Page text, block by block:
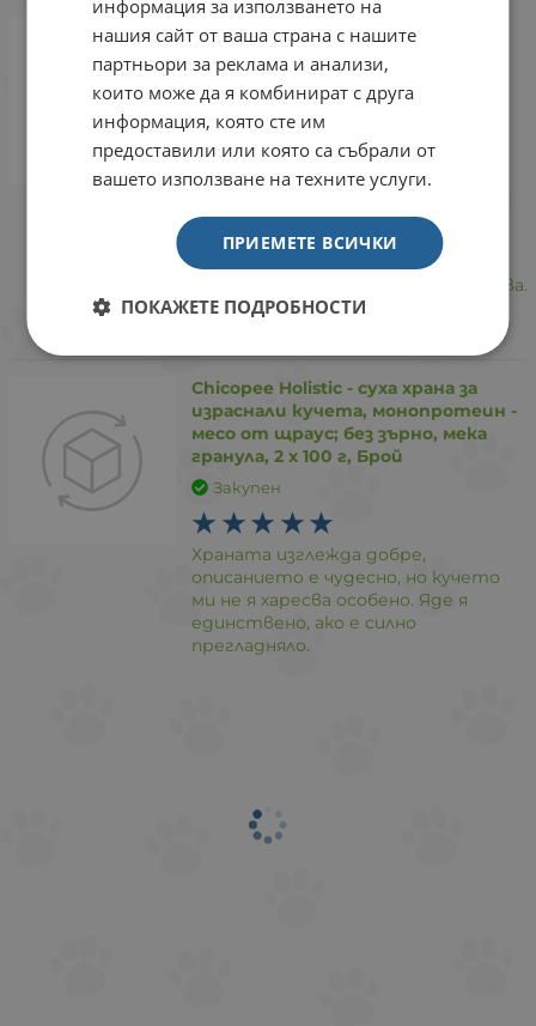
възраст, 150 г - ПОДАРЪК
Закупен
Храната на Piper e прекрасна и
винаги си я хапва с желание и се
чувства много до ре след това. С
просто око се вижда, че няма
брашна, а съдържа висок процент
месо и масла, които кучето харесва.
Една от най- до трите храни на
Chicopee Holistic - суха храна за
израснали кучета, монопротеин -
месо от щраус; без зърно, мека
гранула, 2 х 100 г, Брой
Закупен
Храната изглежда добре,
описанието е чудесно, но кучето
ми не я харесва особено. Яде я
единствено, ако е силно
прегладняло.
информация за използването на
нашия сайт от ваша страна с нашите
партньори за реклама и анализи,
които може да я комбинират с друга
информация, която сте им
предоставили или която са събрали от
вашето използване на техните услуги.
ПРИЕМЕТЕ ВСИЧКИ
ПОКАЖЕТЕ ПОДРОБНОСТИ